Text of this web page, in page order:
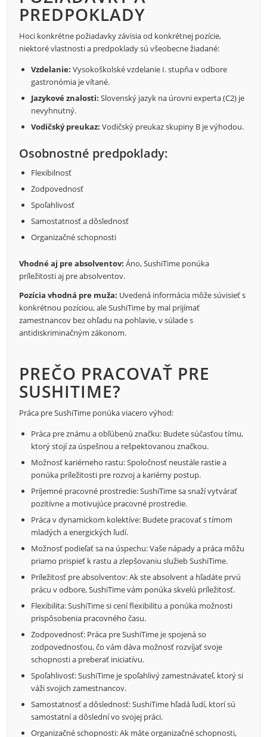
PREDPOKLADY
Hoci konkrétne požiadavky závisia od konkrétnej pozície,
niektoré vlastnosti a predpoklady sú všeobecne žiadané:
Vzdelanie: Vysokoškolské vzdelanie I. stupňa v odbore
gastronómia je vítané.
Jazykové znalosti: Slovenský jazyk na úrovni experta (C2) je
nevyhnutný.
Vodičský preukaz: Vodičský preukaz skupiny B je výhodou.
Osobnostné predpoklady:
Flexibilnosť
Zodpovednosť
Spoľahlivosť
Samostatnosť a dôslednosť
Organizačné schopnosti
Vhodné aj pre absolventov: Áno, SushiTime ponúka
príležitosti aj pre absolventov.
Pozícia vhodná pre muža: Uvedená informácia môže súvisieť s
konkrétnou pozíciou, ale SushiTime by mal prijímať
zamestnancov bez ohľadu na pohlavie, v súlade s
antidiskriminačným zákonom.
PREČO PRACOVAŤ PRE
SUSHITIME?
Práca pre SushiTime ponúka viacero výhod:
Práca pre známu a obľúbenú značku: Budete súčasťou tímu,
ktorý stojí za úspešnou a rešpektovanou značkou.
Možnosť kariérneho rastu: Spoločnosť neustále rastie a
ponúka príležitosti pre rozvoj a kariérny postup.
Príjemné pracovné prostredie: SushiTime sa snaží vytvárať
pozitívne a motivujúce pracovné prostredie.
Práca v dynamickom kolektíve: Budete pracovať s tímom
mladých a energických ľudí.
Možnosť podieľať sa na úspechu: Vaše nápady a práca môžu
priamo prispieť k rastu a zlepšovaniu služieb SushiTime.
Príležitosť pre absolventov: Ak ste absolvent a hľadáte prvú
prácu v odbore, SushiTime vám ponúka skvelú príležitosť.
Flexibilita: SushiTime si cení flexibilitu a ponúka možnosti
prispôsobenia pracovného času.
Zodpovednosť: Práca pre SushiTime je spojená so
zodpovednosťou, čo vám dáva možnosť rozvíjať svoje
schopnosti a preberať iniciatívu.
Spoľahlivosť: SushiTime je spoľahlivý zamestnávateľ, ktorý si
váži svojich zamestnancov.
Samostatnosť a dôslednosť: SushiTime hľadá ľudí, ktorí sú
samostatní a dôslední vo svojej práci.
Organizačné schopnosti: Ak máte organizačné schopnosti,